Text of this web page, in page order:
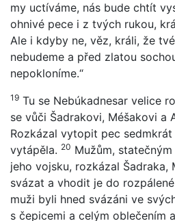
my uctíváme, nás bude chtít
ohnivé pece i z tvých rukou,
Ale i kdyby ne, věz, králi, že
nebudeme a před zlatou
nepokloníme.“
19 Tu se Nebúkadnesar velice
se vůči Šadrakovi, Méšakovi a
Rozkázal vytopit pec
vytápěla. 20 Mužům,
jeho vojsku, rozkázal Šadraka,
svázat a vhodit je do
muži byli hned svázáni ve
s čepicemi a celým oblečením